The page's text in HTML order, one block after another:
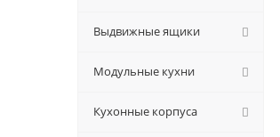
Выдвижные ящики
Модульные кухни
Кухонные корпуса